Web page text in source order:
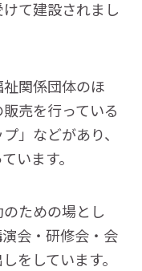
て建設されまし
関係団体のほ
売を行っている
」などがあり、
います。
ための場とし
会・研修会・会
をしています。